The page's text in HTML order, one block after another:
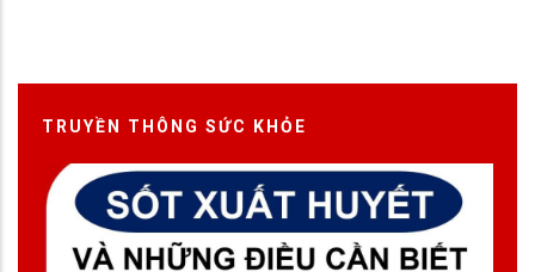
TRUYỀN THÔNG SỨC KHỎE